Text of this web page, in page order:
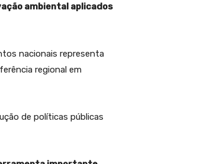
ambiental aplicados
nacionais representa
regional em
de políticas públicas